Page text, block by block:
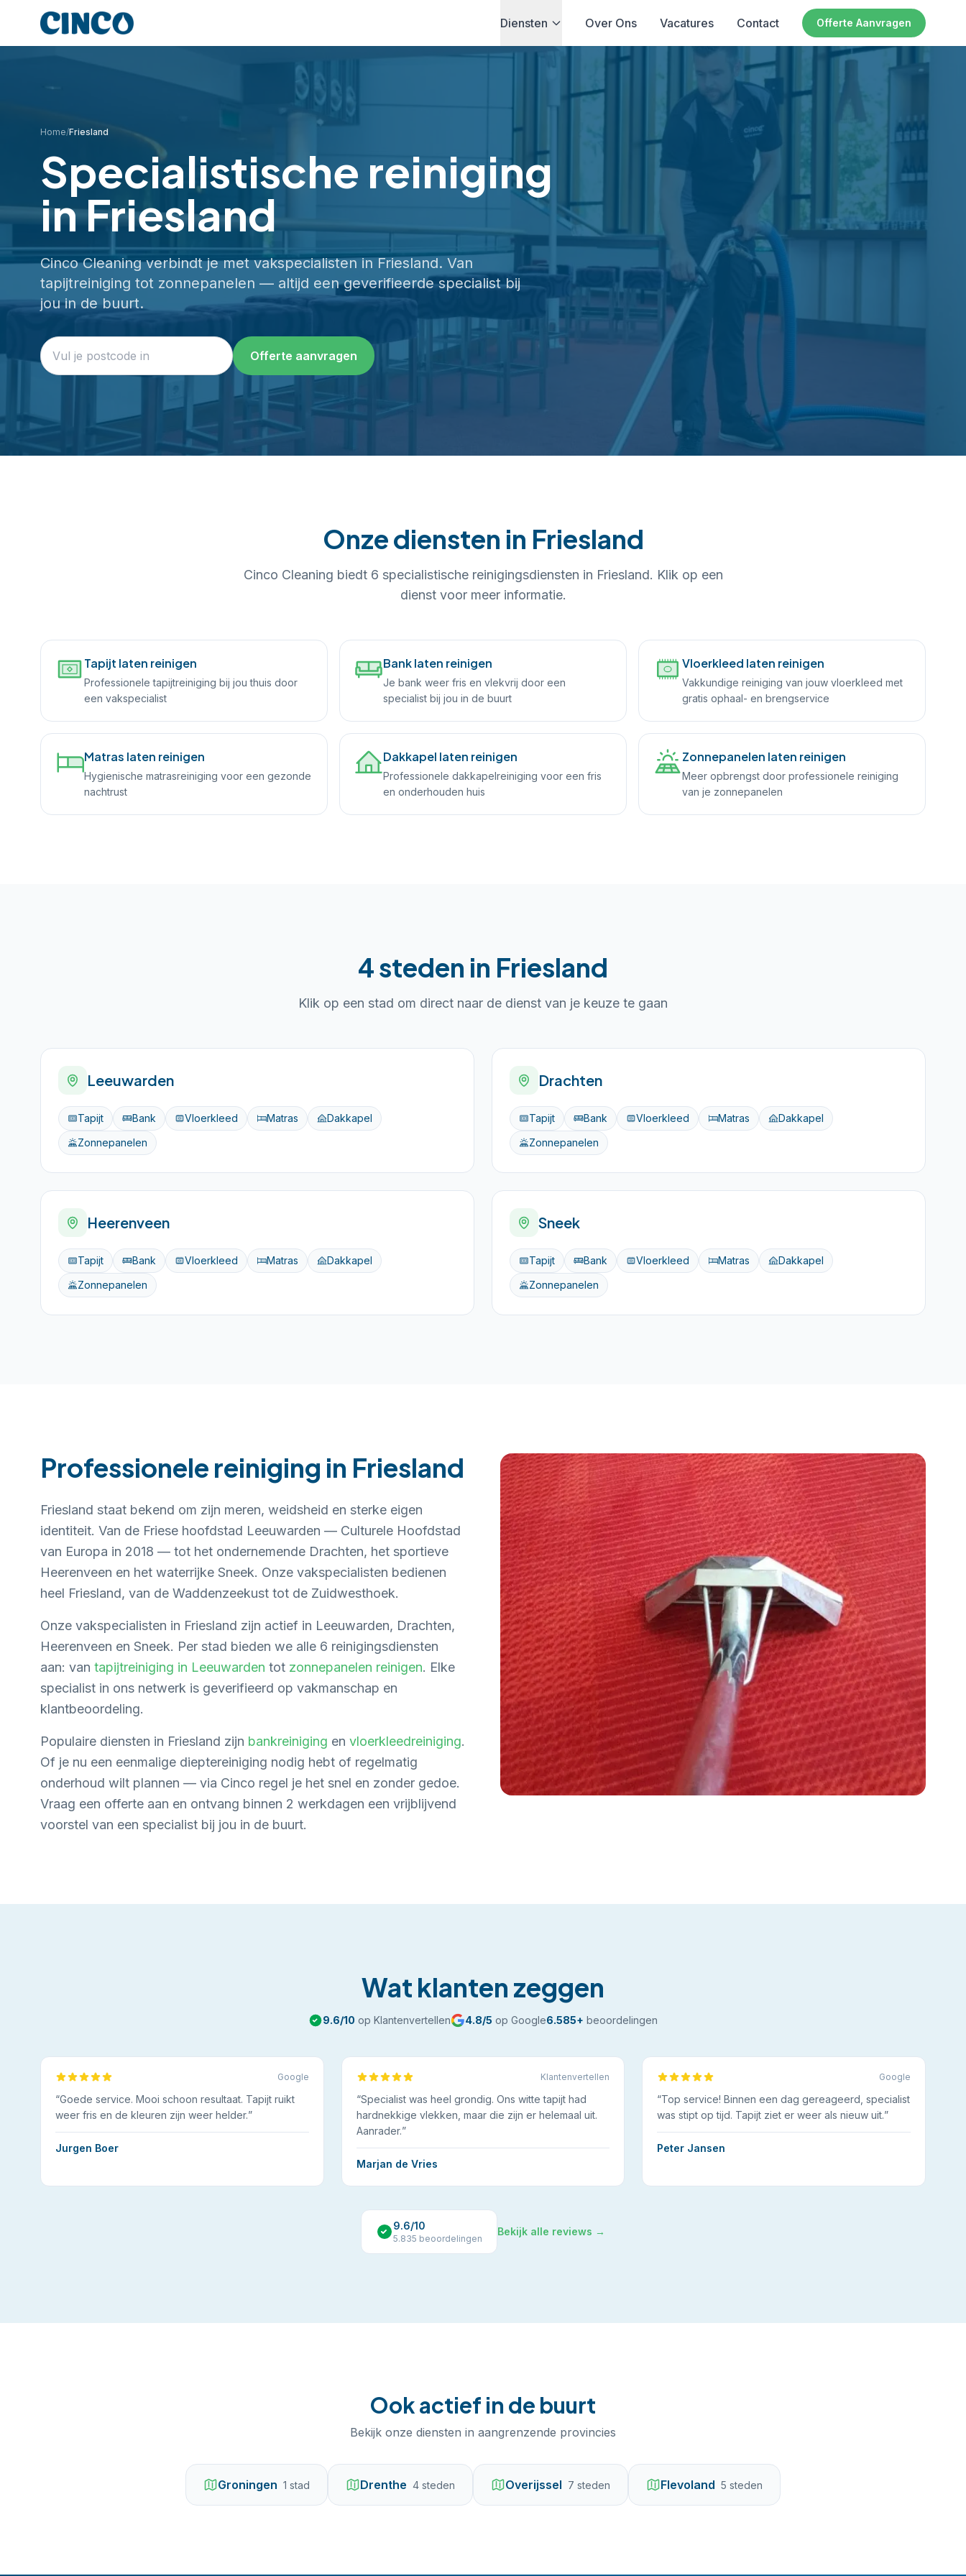
Diensten Over Ons Vacatures Contact Offerte Aanvragen
Home/Friesland
Specialistische reiniging
inFriesland
Cinco Cleaning verbindt je met vakspecialisten inFriesland. Van
tapijtreiniging tot zonnepanelen — altijd een geverifieerde specialist bij
jou in de buurt.
Offerte aanvragen
Onze diensten in Friesland
Cinco Cleaning biedt 6 specialistische reinigingsdiensten in Friesland. Klik op een
dienst voor meer informatie.
Tapijt laten reinigen
Professionele tapijtreiniging bij jou thuis door
een vakspecialist
Bank laten reinigen
Je bank weer fris en vlekvrij door een
specialist bij jou in de buurt
Vloerkleed laten reinigen
Vakkundige reiniging van jouw vloerkleed met
gratis ophaal- en brengservice
Matras laten reinigen
Hygienische matrasreiniging voor een gezonde
nachtrust
Dakkapel laten reinigen
Professionele dakkapelreiniging voor een fris
en onderhouden huis
Zonnepanelen laten reinigen
Meer opbrengst door professionele reiniging
van je zonnepanelen
4 steden in Friesland
Klik op een stad om direct naar de dienst van je keuze te gaan
Leeuwarden
Tapijt Bank Vloerkleed Matras
Dakkapel
Zonnepanelen
Drachten
Tapijt Bank Vloerkleed Matras
Dakkapel
Zonnepanelen
Heerenveen
Tapijt Bank Vloerkleed Matras
Dakkapel
Zonnepanelen
Sneek
Tapijt Bank Vloerkleed Matras
Dakkapel
Zonnepanelen
Professionele reiniging in Friesland
Friesland staat bekend om zijn meren, weidsheid en sterke eigen
identiteit. Van de Friese hoofdstad Leeuwarden — Culturele Hoofdstad
van Europa in 2018 — tot het ondernemende Drachten, het sportieve
Heerenveen en het waterrijke Sneek. Onze vakspecialisten bedienen
heel Friesland, van de Waddenzeekust tot de Zuidwesthoek.
Onze vakspecialisten in Friesland zijn actief in Leeuwarden, Drachten,
Heerenveen en Sneek. Per stad bieden we alle 6 reinigingsdiensten
aan: van tapijtreiniging in Leeuwarden tot zonnepanelen reinigen. Elke
specialist in ons netwerk is geverifieerd op vakmanschap en
klantbeoordeling.
Populaire diensten in Friesland zijn bankreiniging en vloerkleedreiniging.
Of je nu een eenmalige dieptereiniging nodig hebt of regelmatig
onderhoud wilt plannen — via Cinco regel je het snel en zonder gedoe.
Vraag een offerte aan en ontvang binnen 2 werkdagen een vrijblijvend
voorstel van een specialist bij jou in de buurt.
Wat klanten zeggen
9.6/10 op Klantenvertellen 4.8/5 op Google6.585+ beoordelingen
Google
“Goede service. Mooi schoon resultaat. Tapijt ruikt
weer fris en de kleuren zijn weer helder.”
Jurgen Boer
Klantenvertellen
“Specialist was heel grondig. Ons witte tapijt had
hardnekkige vlekken, maar die zijn er helemaal uit.
Aanrader.”
Marjan de Vries
Google
“Top service! Binnen een dag gereageerd, specialist
was stipt op tijd. Tapijt ziet er weer als nieuw uit.”
Peter Jansen
9.6/10
5.835 beoordelingen
Bekijk alle reviews →
Ook actief in de buurt
Bekijk onze diensten in aangrenzende provincies
Groningen 1 stad Drenthe 4 steden Overijssel 7 steden Flevoland 5 steden